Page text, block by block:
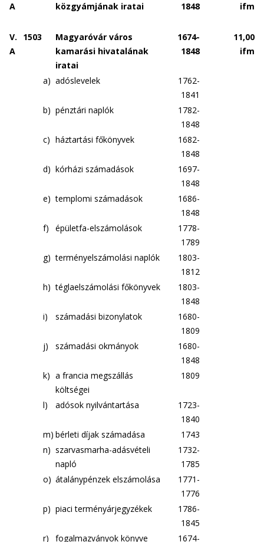
A
közgyámjának iratai
1848
ifm
V.
A
1503
Magyaróvár város
kamarási hivatalának
iratai
1674-
1848
11,00
ifm
a) adóslevelek
1762-
1841
b) pénztári naplók
1782-
1848
c) háztartási főkönyvek
1682-
1848
d) kórházi számadások
1697-
1848
e) templomi számadások
1686-
1848
f)
épületfa-elszámolások
1778-
1789
g) terményelszámolási naplók
1803-
1812
h) téglaelszámolási főkönyvek
1803-
1848
i)
számadási bizonylatok
1680-
1809
j)
számadási okmányok
1680-
1848
k) a francia megszállás
költségei
1809
l) adósok nyilvántartása
1723-
1840
m) bérleti díjak számadása
1743
n) szarvasmarha-adásvételi
napló
1732-
1785
o) átalánypénzek elszámolása
1771-
1776
p) piaci terményárjegyzékek
1786-
1845
r)
fogalmazványok könyve 1674-